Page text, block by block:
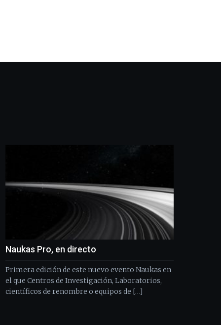
la
conferencias,
docufórums
y
de
ciencia
del
Naukas Pro, en directo
Primera edición de este nuevo evento Naukas en
el que Centros de Investigación, Laboratorios,
científicos de renombre o equipos de […]